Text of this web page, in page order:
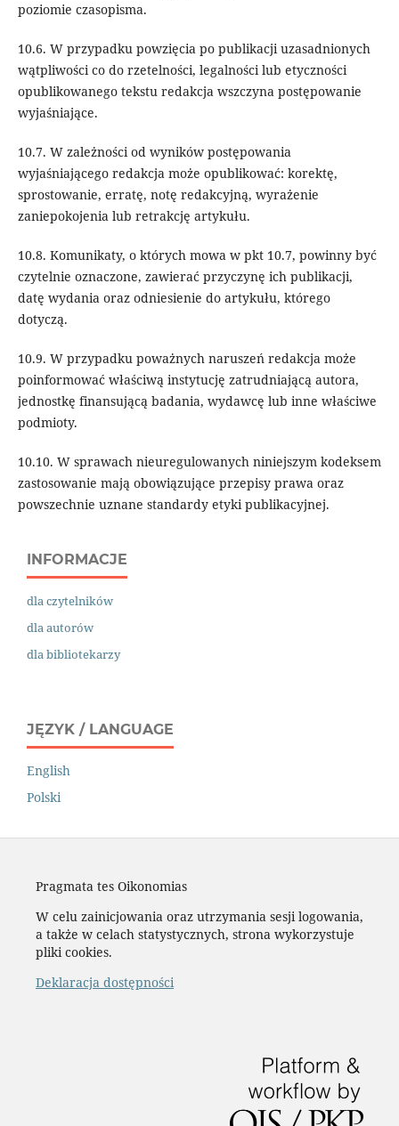
poziomie czasopisma.
10.6. W przypadku powzięcia po publikacji uzasadnionych
wątpliwości co do rzetelności, legalności lub etyczności
opublikowanego tekstu redakcja wszczyna postępowanie
wyjaśniające.
10.7. W zależności od wyników postępowania
wyjaśniającego redakcja może opublikować: korektę,
sprostowanie, erratę, notę redakcyjną, wyrażenie
zaniepokojenia lub retrakcję artykułu.
10.8. Komunikaty, o których mowa w pkt 10.7, powinny być
czytelnie oznaczone, zawierać przyczynę ich publikacji,
datę wydania oraz odniesienie do artykułu, którego
dotyczą.
10.9. W przypadku poważnych naruszeń redakcja może
poinformować właściwą instytucję zatrudniającą autora,
jednostkę finansującą badania, wydawcę lub inne właściwe
podmioty.
10.10. W sprawach nieuregulowanych niniejszym kodeksem
zastosowanie mają obowiązujące przepisy prawa oraz
powszechnie uznane standardy etyki publikacyjnej.
INFORMACJE
dla czytelników
dla autorów
dla bibliotekarzy
JĘZYK / LANGUAGE
English
Polski
Pragmata tes Oikonomias
W celu zainicjowania oraz utrzymania sesji logowania,
a także w celach statystycznych, strona wykorzystuje
pliki cookies.
Deklaracja dostępności